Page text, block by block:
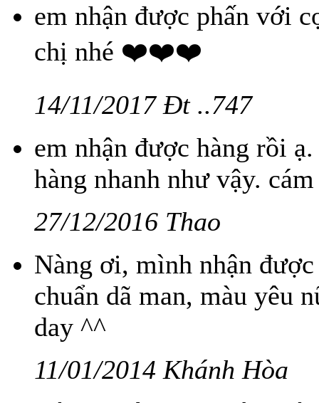
em nhận được phấn với
chị nhé ❤️❤️❤️
14/11/2017 Đt ..747
em nhận được hàng rồi
hàng nhanh như vậy.
27/12/2016 Thao
Nàng ơi, mình nhận
chuẩn dã man, màu yêu
day ^^
11/01/2014 Khánh Hòa